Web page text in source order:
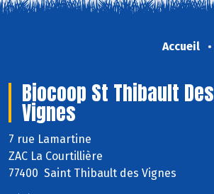
Accueil
Biocoop St Thibault Des
Vignes
7 rue Lamartine
ZAC La Courtillière
77400 Saint Thibault des Vignes